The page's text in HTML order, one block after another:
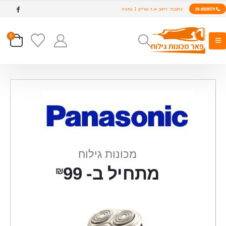
09-8828979 כתובת: רחוב א.ד.גורדון 1 נתניה
0
מכונות גילוח
מתחיל ב- 99 ₪